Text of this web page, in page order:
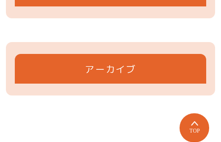
アーカイブ
TOP